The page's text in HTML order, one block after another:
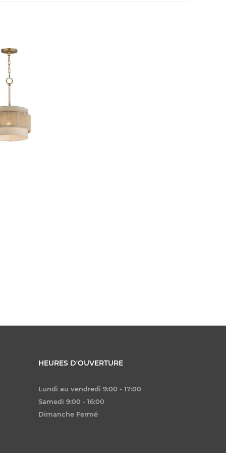
HEURES D'OUVERTURE
Lundi au vendredi 9:00 - 17:00
Samedi 9:00 - 16:00
Dimanche Fermé